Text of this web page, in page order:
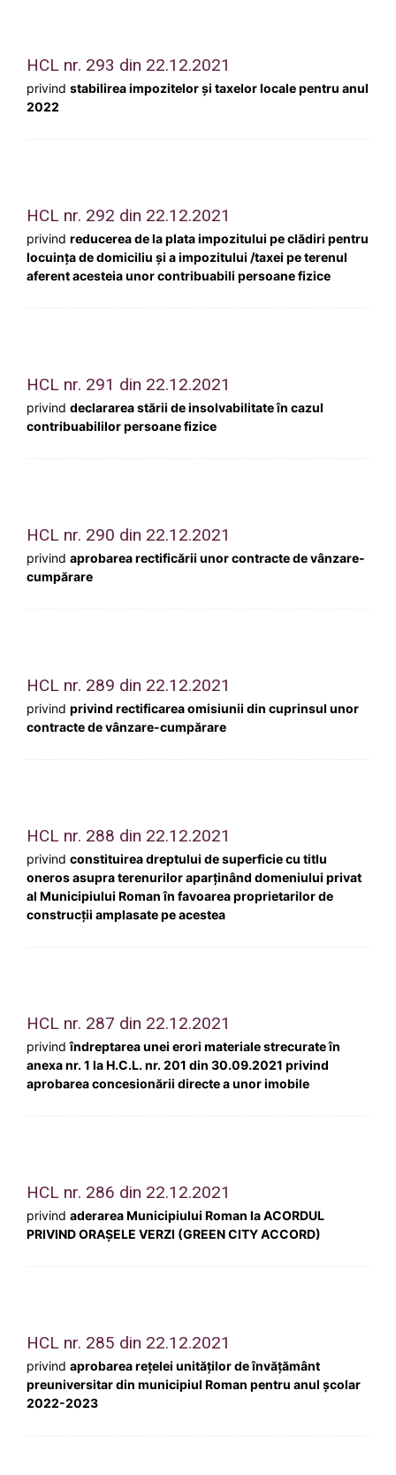
HCL nr. 293 din 22.12.2021
privind stabilirea impozitelor și taxelor locale pentru anul
2022
HCL nr. 292 din 22.12.2021
privind reducerea de la plata impozitului pe clădiri pentru
locuinţa de domiciliu și a impozitului /taxei pe terenul
aferent acesteia unor contribuabili persoane fizice
HCL nr. 291 din 22.12.2021
privind declararea stării de insolvabilitate în cazul
contribuabililor persoane fizice
HCL nr. 290 din 22.12.2021
privind aprobarea rectificării unor contracte de vânzare-
cumpărare
HCL nr. 289 din 22.12.2021
privind privind rectificarea omisiunii din cuprinsul unor
contracte de vânzare-cumpărare
HCL nr. 288 din 22.12.2021
privind constituirea dreptului de superficie cu titlu
oneros asupra terenurilor aparținând domeniului privat
al Municipiului Roman în favoarea proprietarilor de
construcţii amplasate pe acestea
HCL nr. 287 din 22.12.2021
privindîndreptarea unei erori materiale strecurate în
anexa nr. 1 la H.C.L. nr. 201 din 30.09.2021 privind
aprobarea concesionării directe a unor imobile
HCL nr. 286 din 22.12.2021
privind aderarea Municipiului Roman la ACORDUL
PRIVIND ORAȘELE VERZI (GREEN CITY ACCORD)
HCL nr. 285 din 22.12.2021
privind aprobarea rețelei unităților de învățământ
preuniversitar din municipiul Roman pentru anul școlar
2022-2023